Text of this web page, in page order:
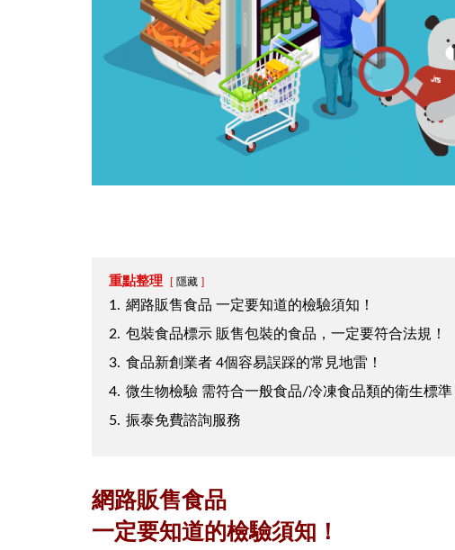
重點整理 隱藏
1. 網路販售食品 一定要知道的檢驗須知！
2. 包裝食品標示 販售包裝的食品，一定要符合法規！
3. 食品新創業者 4個容易誤踩的常見地雷！
4. 微生物檢驗 需符合一般食品/冷凍食品類的衛生標準
5. 振泰免費諮詢服務
網路販售食品
一定要知道的檢驗須知！